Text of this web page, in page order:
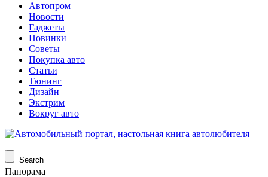
Автопром
Новости
Гаджеты
Новинки
Советы
Покупка авто
Статьи
Тюнинг
Дизайн
Экстрим
Вокруг авто
Панорама